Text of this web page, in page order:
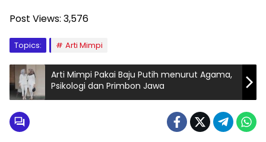
Post Views: 3,576
Topics: Arti Mimpi
Arti Mimpi Pakai Baju Putih menurut Agama,
Psikologi dan Primbon Jawa